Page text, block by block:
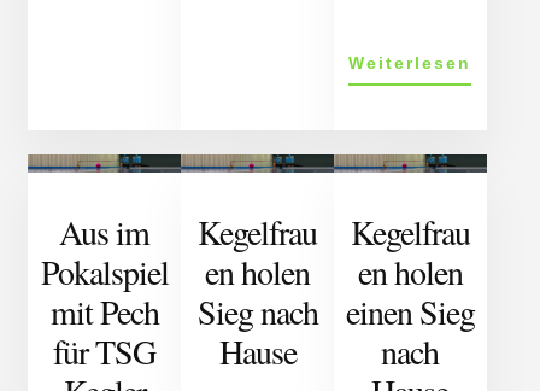
Weiterlesen
und
der
Aus im
Pokalspiel
mit Pech
für TSG
Kegelfrau
en holen
Sieg nach
Hause
Kegelfrau
en holen
einen Sieg
nach